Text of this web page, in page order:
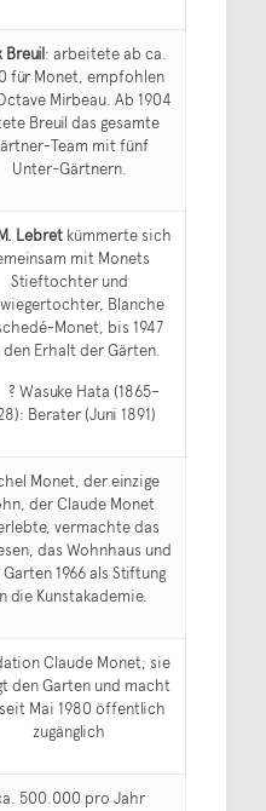
Breuil: arbeitete ab ca.
für Monet, empfohlen
Mirbeau. Ab 1904
Breuil das gesamte
Team mit fünf
Unter-Gärtnern.
Lebret kümmerte sich
mit Monets
Stieftochter und
Blanche
Monet, bis 1947
den Erhalt der Gärten.
Wasuke Hata (1865–
Berater (Juni 1891)
Monet, der einzige
der Claude Monet
vermachte das
das Wohnhaus und
1966 als Stiftung
die Kunstakademie.
Claude Monet; sie
den Garten und macht
Mai 1980 öffentlich
zugänglich
500.000 pro Jahr